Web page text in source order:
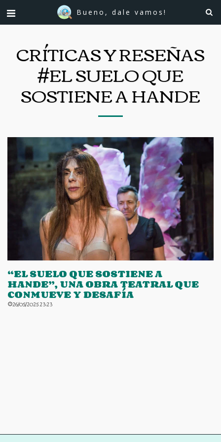
Bueno, dale vamos!
CRÍTICAS Y RESEÑAS
#EL SUELO QUE
SOSTIENE A HANDE
“EL SUELO QUE SOSTIENE A
HANDE”, UNA OBRA TEATRAL QUE
CONMUEVE Y DESAFÍA
26/05/2025 23:23